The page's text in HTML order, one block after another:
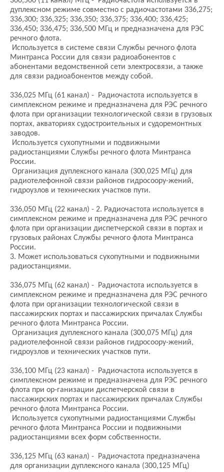
дуплексном режиме совместно с радиочастотами 336,275;
336,300; 336,325; 336,350; 336,375; 336,400; 336,425;
336,450; 336,475; 336,500 МГц и предназначена для РЭС
речного флота.
Используется в системе связи Службы речного флота
Минтранса России для связи радиоабонентов с
абонентами ведомственной сети электросвязи, а также
для связи радиоабонентов между собой.
336,025 МГц (61 канал) - Радиочастота используется в
симплексном режиме и предназначена для РЭС речного
флота при организации технологической связи в грузовых
портах, акваториях судостроительных и судоремонтных
заводов.
Используется сухопутными и подвижными
радиостанциями Службы речного флота Минтранса
России.
Организация дуплексного канала (300,025 МГц) для
радиотелефонной связи районов гидросоору-жений,
гидроузлов и технических участков пути.
336,050 МГц (22 канал) - 2. Радиочастота используется в
симплексном режиме и предназначена для РЭС речного
флота при организации диспетчерской связи в портах и
грузовых районах Службы речного флота Минтранса
России.
3. Может использоваться сухопутными и подвижными
радиостанциями.
336,075 МГц (62 канал) - Радиочастота используется в
симплексном режиме и предназначена для РЭС речного
флота при организации технологической связи в
пассажирских портах и пассажирских причалах Службы
речного флота Минтранса России.
Организация дуплексного канала (300,075 МГц) для
радиотелефонной связи районов гидросоору-жений,
гидроузлов и технических участков пути.
336,100 МГц (23 канал) - Радиочастота используется в
симплексном режиме и предназначена для РЭС речного
флота при ор-ганизации диспетчерской связи в
пассажирских портах и пассажирских причалах Службы
речного флота Минтранса России.
Используется сухопутными радиостанциями Службы
речного флота Минтранса России и подвижными
радиостанциями всех форм собственности.
336,125 МГц (63 канал) - Радиочастота предназначена
для организации дуплексного канала (300,125 МГц)